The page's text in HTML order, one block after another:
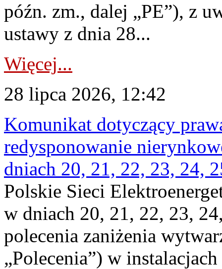
późn. zm., dalej „PE”), z
ustawy z dnia 28...
Więcej...
28 lipca 2026, 12:42
Komunikat dotyczący
redysponowanie
dniach 20, 21, 22, 23, 24,
Polskie Sieci
w dniach 20, 21, 22, 23,
polecenia zaniżenia
„Polecenia”) w